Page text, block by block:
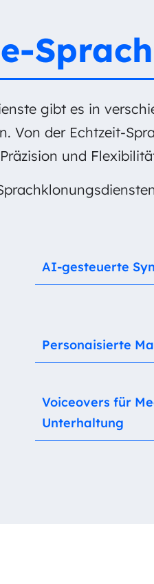
gibt es in
Von der Echtzeit-
und
AI-gesteuerte
Personaisierte
Voiceovers für
Unterhaltung